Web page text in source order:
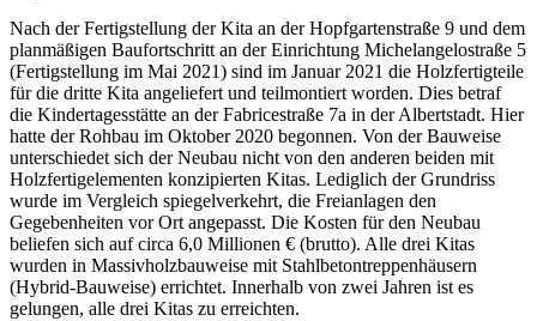
Nach der Fertigstellung der Kita an der Hopfgartenstraße 9 und dem
planmäßigen Baufortschritt an der Einrichtung Michelangelostraße 5
(Fertigstellung im Mai 2021) sind im Januar 2021 die Holzfertigteile
für die dritte Kita angeliefert und teilmontiert worden. Dies betraf
die Kindertagesstätte an der Fabricestraße 7a in der Albertstadt. Hier
hatte der Rohbau im Oktober 2020 begonnen. Von der Bauweise
unterschiedet sich der Neubau nicht von den anderen beiden mit
Holzfertigelementen konzipierten Kitas. Lediglich der Grundriss
wurde im Vergleich spiegelverkehrt, die Freianlagen den
Gegebenheiten vor Ort angepasst. Die Kosten für den Neubau
beliefen sich auf circa 6,0 Millionen € (brutto). Alle drei Kitas
wurden in Massivholzbauweise mit Stahlbetontreppenhäusern
(Hybrid-Bauweise) errichtet. Innerhalb von zwei Jahren ist es
gelungen, alle drei Kitas zu erreichten.